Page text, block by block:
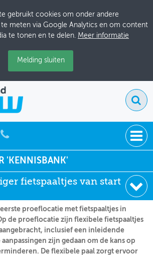
gebruikt cookies om onder andere
te meten via Google Analytics en om content
te tonen en te delen. Meer informatie
Melding sluiten
'KENNISBANK'
fietspaaltjes van start
Fietsberaad
07-2013
proeflocatie met fietspaaltjes in
de proeflocatie zijn flexibele fietspaaltjes
inclusief een inleidende
zijn gedaan om de kans op
De flexibele paal zorgt ervoor